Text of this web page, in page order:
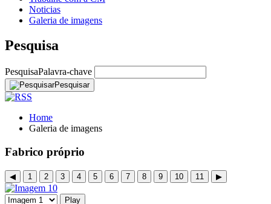
Noticias
Galeria de imagens
Pesquisa
PesquisaPalavra-chave
Pesquisar
Home
Galeria de imagens
Fabrico próprio